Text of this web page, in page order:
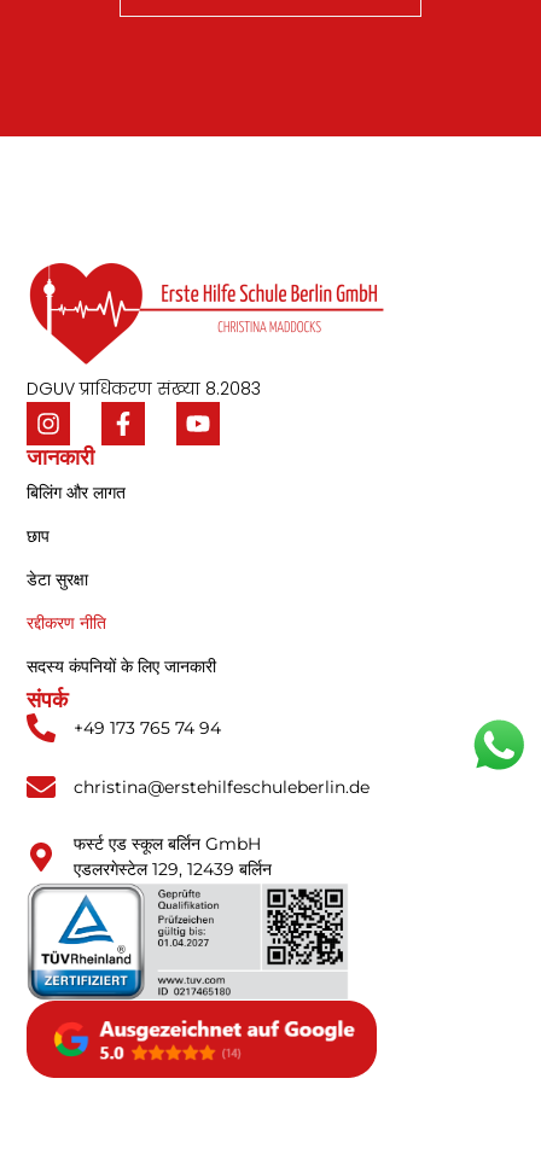
DGUV प्राधिकरण संख्या 8.2083
संपर्क
+49 173 765 74 94
christina@erstehilfeschuleberlin.de
फर्स्ट एड स्कूल बर्लिन GmbH
एडलरगेस्टेल 129, 12439 बर्लिन
जानकारी
बिलिंग और लागत
छाप
डेटा सुरक्षा
रद्दीकरण नीति
सदस्य कंपनियों के लिए जानकारी